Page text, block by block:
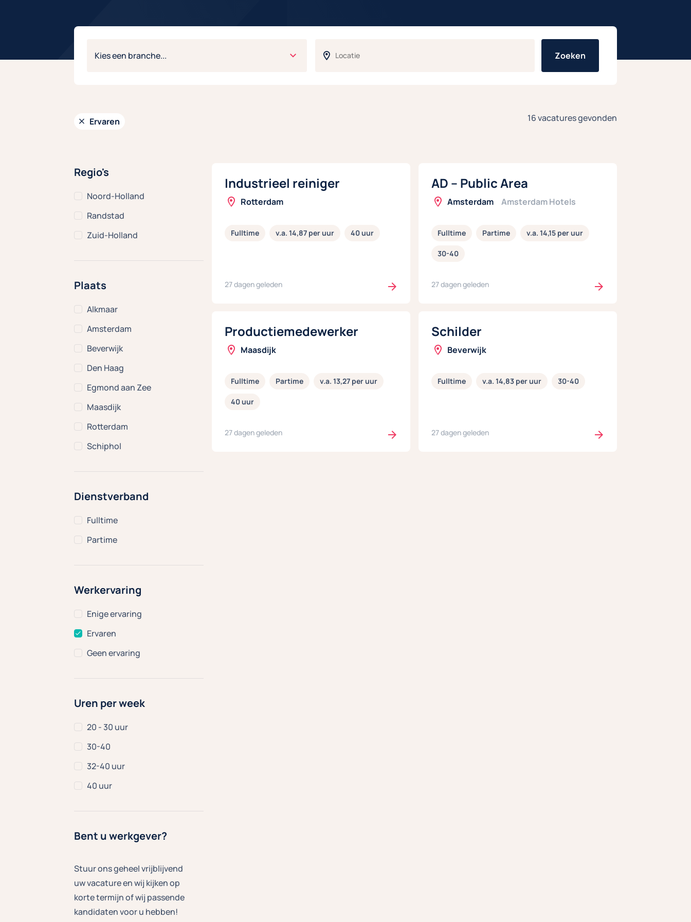
Zoeken
Ervaren 16 vacatures gevonden
Regio's
Noord-Holland
Randstad
Zuid-Holland
Plaats
Alkmaar
Amsterdam
Beverwijk
Den Haag
Egmond aan Zee
Maasdijk
Rotterdam
Schiphol
Dienstverband
Fulltime
Partime
Werkervaring
Enige ervaring
Ervaren
Geen ervaring
Uren per week
20 - 30 uur
30-40
32-40 uur
40 uur
Bent u werkgever?
Stuur ons geheel vrijblijvend
uw vacature en wij kijken op
korte termijn of wij passende
kandidaten voor u hebben!
Industrieel reiniger
Rotterdam
Fulltime v.a. 14,87 per uur 40 uur
27 dagen geleden
AD – Public Area
Amsterdam Amsterdam Hotels
Fulltime Partime v.a. 14,15 per uur
30-40
27 dagen geleden
Productiemedewerker
Maasdijk
Fulltime Partime v.a. 13,27 per uur
40 uur
27 dagen geleden
Schilder
Beverwijk
Fulltime v.a. 14,83 per uur 30-40
27 dagen geleden